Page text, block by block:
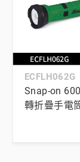
ECFLH062G
Snap-on
轉折疊手電